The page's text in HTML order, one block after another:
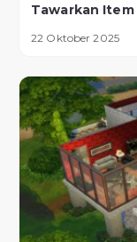
Tawarkan
22 Oktober 2025